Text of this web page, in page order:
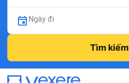
Ngày đi
Tìm kiếm